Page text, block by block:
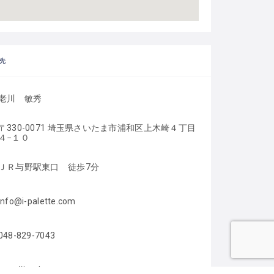
川　敏秀
330-0071 埼玉県さいたま市浦和区上木崎４丁目
−１０
Ｒ与野駅東口　徒歩7分
palette.com
829-7043
i-palette.com